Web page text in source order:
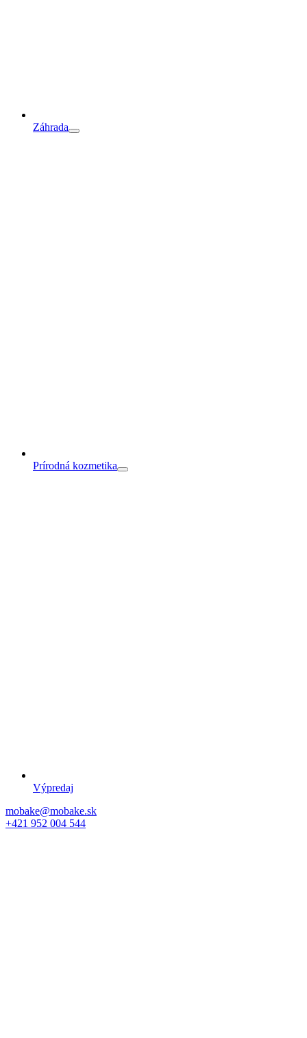
Záhrada
Prírodná kozmetika
Výpredaj
mobake@mobake.sk
+421 952 004 544